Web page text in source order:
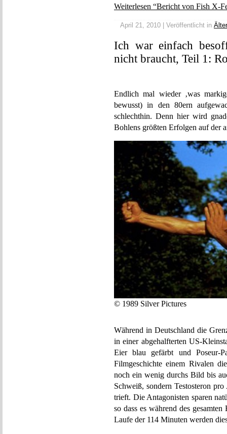
Weiterlesen “Bericht von Fish X-
April 21, 2010 | Veröffentlicht in
Ich war einfach
nicht braucht, Teil 1:
Endlich mal wieder ‚was
bewusst) in den 80ern
schlechthin. Denn hier wird
Bohlens größten Erfolgen auf der
© 1989 Silver Pictures
Während in Deutschland die
in einer abgehalfterten US-
Eier blau gefärbt und
Filmgeschichte einem Rivalen
noch ein wenig durchs Bild bis
Schweiß, sondern Testosteron
trieft. Die Antagonisten sparen
so dass es während des
Laufe der 114 Minuten werden